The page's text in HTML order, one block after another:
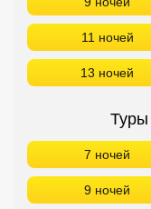
11 ночей
13 ночей
Туры
7 ночей
9 ночей